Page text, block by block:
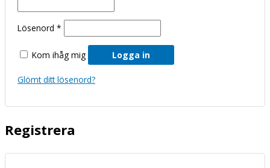
Lösenord *
Kom ihåg mig Logga in
Glömt ditt lösenord?
Registrera